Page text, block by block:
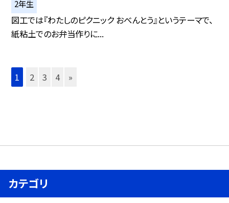
2年生
図工では『わたしのピクニック おべんとう』というテーマで、
紙粘土でのお弁当作りに...
1 2 3 4 »
カテゴリ